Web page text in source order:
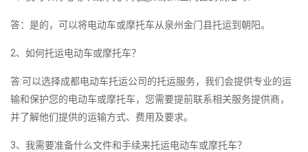
答：是的，可以将电动车或摩托车从泉州金门县托运到朝阳。
2、如何托运电动车或摩托车？
答:可以选择成都电动车托运公司的托运服务，我们会提供专业的运
输和保护您的电动车或摩托车，您需要提前联系相关服务提供商，
并了解他们提供的运输方式、费用及要求。
3、我需要准备什么文件和手续来托运电动车或摩托车？